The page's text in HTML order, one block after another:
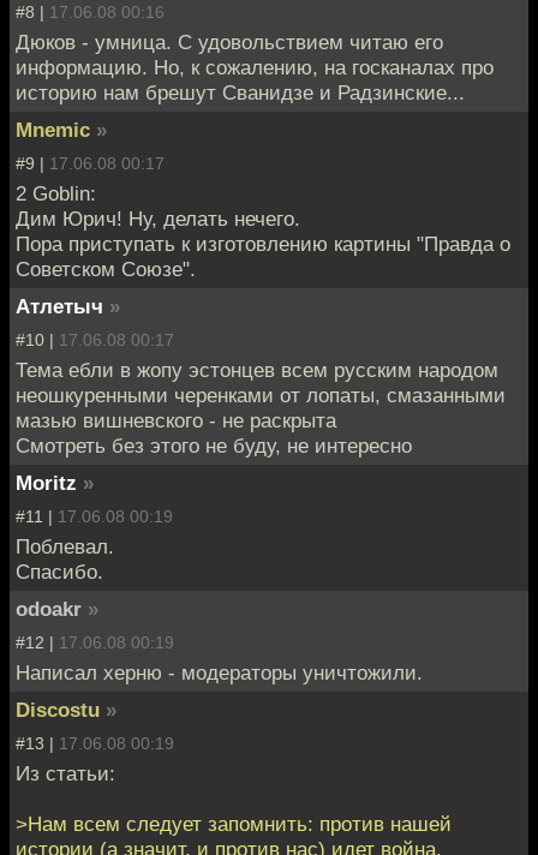
#8 | 17.06.08 00:16
Дюков - умница. С удовольствием читаю его
информацию. Но, к сожалению, на госканалах про
историю нам брешут Сванидзе и Радзинские...
Mnemic »
#9 | 17.06.08 00:17
2 Goblin:
Дим Юрич! Ну, делать нечего.
Пора приступать к изготовлению картины "Правда о
Советском Союзе".
Атлетыч »
#10 | 17.06.08 00:17
Тема ебли в жопу эстонцев всем русским народом
неошкуренными черенками от лопаты, смазанными
мазью вишневского - не раскрыта
Смотреть без этого не буду, не интересно
Moritz »
#11 | 17.06.08 00:19
Поблевал.
Спасибо.
odoakr »
#12 | 17.06.08 00:19
Написал херню - модераторы уничтожили.
Discostu »
#13 | 17.06.08 00:19
Из статьи:
>Нам всем следует запомнить: против нашей
истории (а значит, и против нас) идет война.